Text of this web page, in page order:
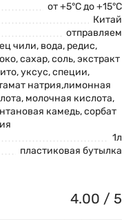
от +5°C до +15°C
Китай
отправляем
чили, вода, редис,
сахар, соль, экстракт
уксус, специи,
натрия,лимонная
молочная кислота,
камедь, сорбат
1л
пластиковая бутылка
4.00 / 5